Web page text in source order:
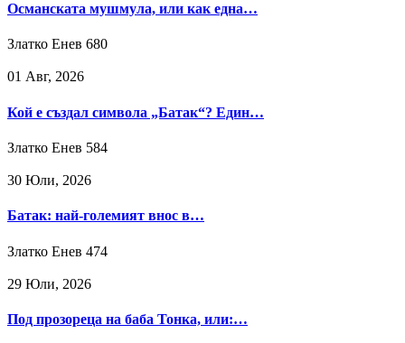
Османската мушмула, или как една…
Златко Енев 680
01 Авг, 2026
Кой е създал символа „Батак“? Един…
Златко Енев 584
30 Юли, 2026
Батак: най-големият внос в…
Златко Енев 474
29 Юли, 2026
Под прозореца на баба Тонка, или:…